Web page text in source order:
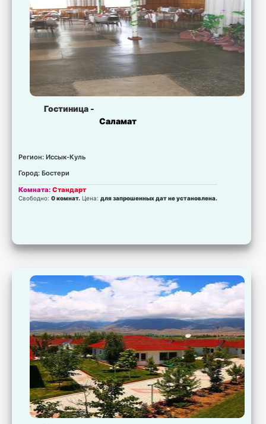
Гостиница -
Саламат
Регион: Иссык-Куль
Город: Бостери
Комната:Стандарт
Свободно:0 комнат. Цена:для запрошенных дат не установлена.